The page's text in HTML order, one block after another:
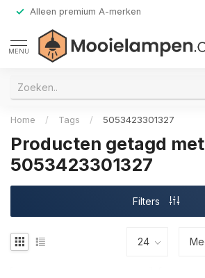
Alleen premium A-merken
MENU
Home / Tags / 5053423301327
Producten getagd met
5053423301327
Filters